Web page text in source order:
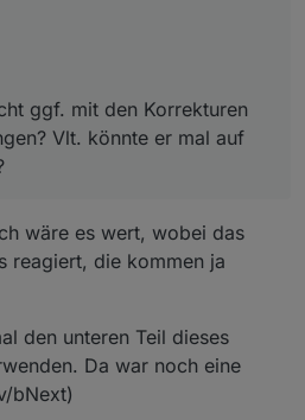
ggf. mit den Korrekturen
Vlt. könnte er mal auf
wäre es wert, wobei das
reagiert, die kommen ja
den unteren Teil dieses
Da war noch eine
bNext)